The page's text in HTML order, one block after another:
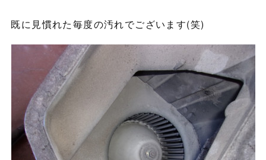
既に見慣れた毎度の汚れでございます(笑)